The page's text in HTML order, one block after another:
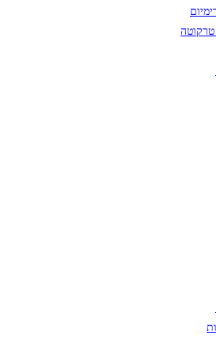
טרקוטה